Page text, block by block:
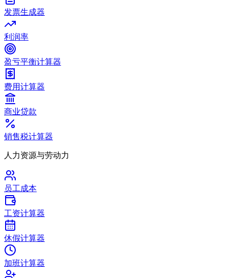
发票生成器
利润率
盈亏平衡计算器
费用计算器
商业贷款
销售税计算器
人力资源与劳动力
员工成本
工资计算器
休假计算器
加班计算器